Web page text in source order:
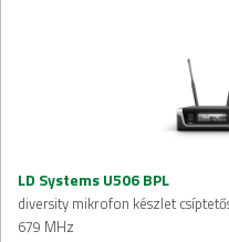
LD Systems U506 BPL
diversity mikrofon készlet
679 MHz